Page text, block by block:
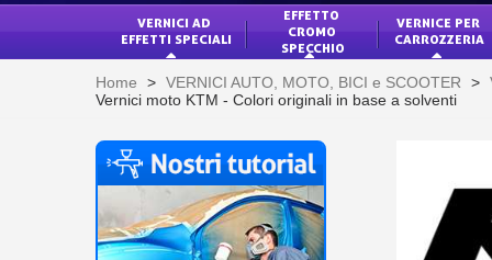
VERNICI AD
EFFETTI SPECIALI
EFFETTO
CROMO
SPECCHIO
VERNICE PER
CARROZZERIA
Home > VERNICI AUTO, MOTO, BICI e SCOOTER >
Vernici moto KTM - Colori originali in base a solventi